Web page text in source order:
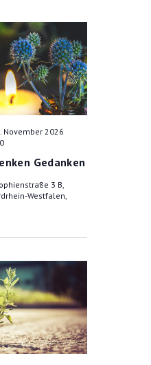
Gedanken
November 2026
3 B,
Westfalen,